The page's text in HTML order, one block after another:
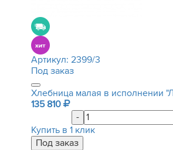
Артикул: 2399/3
Под заказ
Хлебница малая в исполнении
135 810
-
Купить в 1 клик